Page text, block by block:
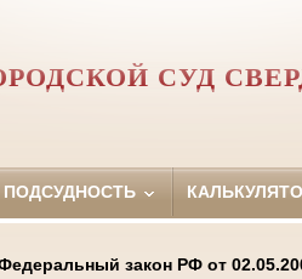
СУД
ПОДСУДНОСТЬ
закон РФ от